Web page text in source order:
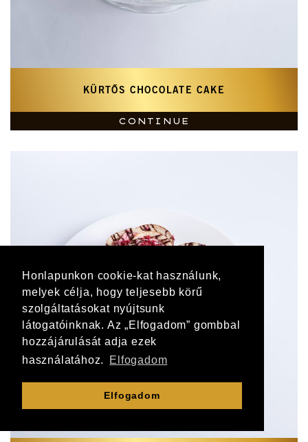
Honlapunkon cookie-kat használunk,
melyek célja, hogy teljesebb körű
szolgáltatásokat nyújtsunk
látogatóinknak. Az „Elfogadom” gombbal
hozzájárulását adja ezek
használatához.
Elfogadom
Elfogadom
KÜRTŐS CHOCOLATE CAKE
CONTINUE